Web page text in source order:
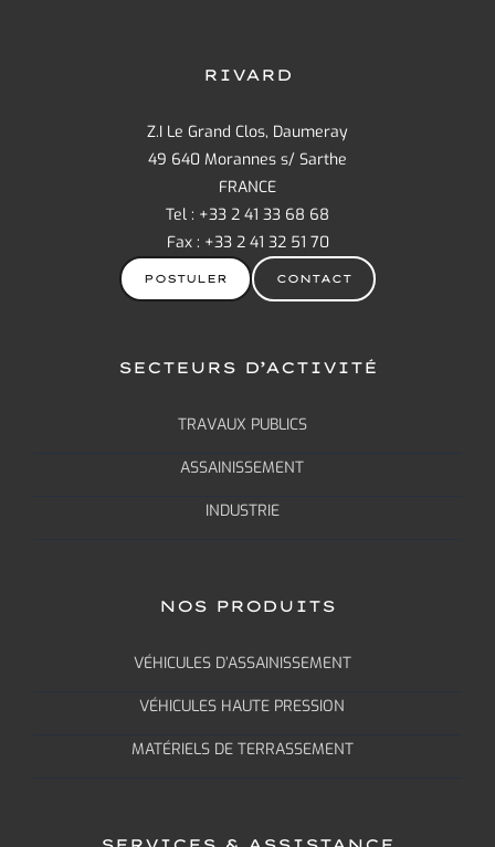
RIVARD
Z.I Le Grand Clos, Daumeray
49 640 Morannes s/ Sarthe
FRANCE
Tel : +33 2 41 33 68 68
Fax : +33 2 41 32 51 70
POSTULER CONTACT
SECTEURS D’ACTIVITÉ
TRAVAUX PUBLICS
ASSAINISSEMENT
INDUSTRIE
NOS PRODUITS
VÉHICULES D’ASSAINISSEMENT
VÉHICULES HAUTE PRESSION
MATÉRIELS DE TERRASSEMENT